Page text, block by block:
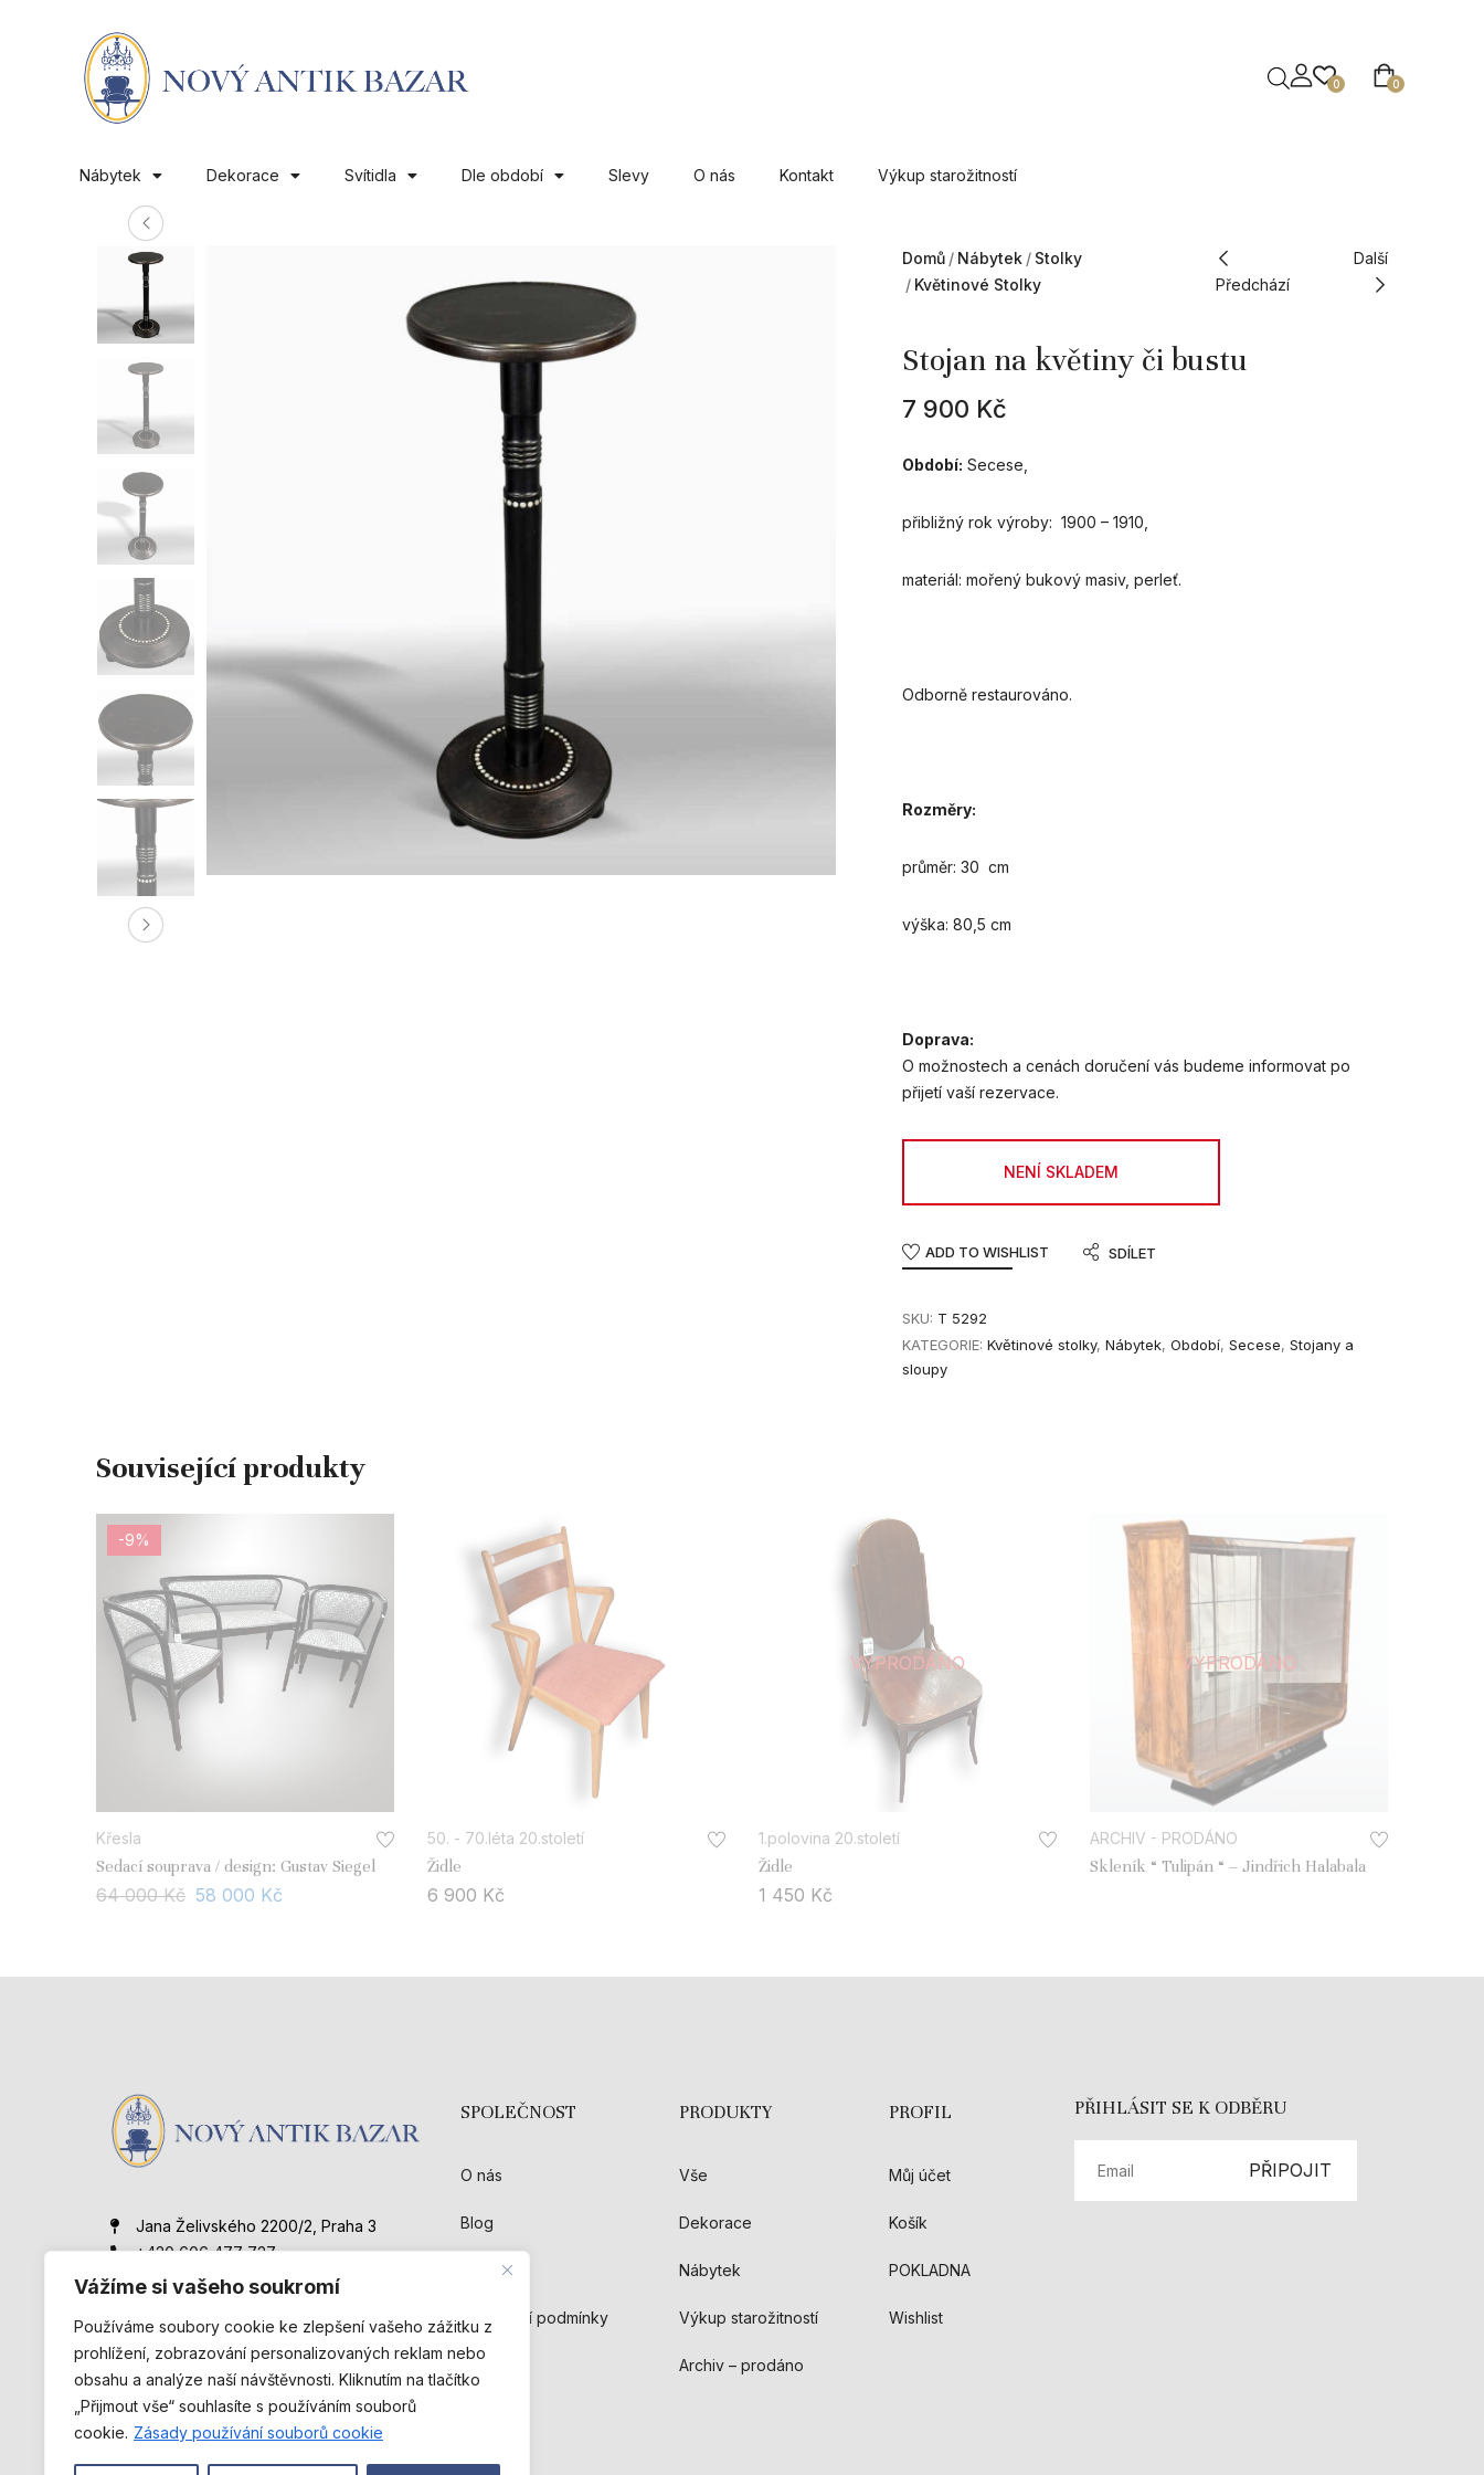
Vážíme si vašeho soukromí
Používáme soubory cookie ke zlepšení vašeho zážitku z
prohlížení, zobrazování personalizovaných reklam nebo
obsahu a analýze naší návštěvnosti. Kliknutím na tlačítko
„Přijmout vše“ souhlasíte s používáním souborů
cookie. Zásady používání souborů cookie
0
0
Nábytek Dekorace Svítidla Dle období Slevy O nás Kontakt Výkup starožitností
Domů Nábytek
Stolky
Květinové Stolky
Předchází
Další
Stojan na květiny či bustu
7 900 Kč
Období: Secese,
přibližný rok výroby: 1900 – 1910,
materiál: mořený bukový masiv, perleť.
Odborně restaurováno.
Rozměry:
průměr: 30 cm
výška: 80,5 cm
Doprava:
O možnostech a cenách doručení vás budeme informovat po
přijetí vaší rezervace.
NENÍ SKLADEM
ADD TO WISHLIST SDÍLET
SKU: T 5292
KATEGORIE: Květinové stolky, Nábytek, Období, Secese, Stojany a
sloupy
-9%
Křesla
Sedací souprava / design: Gustav Siegel
64 000Kč 58 000 Kč
50. - 70.léta 20.století
Židle
6 900 Kč
VYPRODÁNO
1.polovina 20.století
Židle
1 450 Kč
VYPRODÁNO
ARCHIV - PRODÁNO
Skleník “ Tulipán “ – Jindřich Halabala
Jana Želivského 2200/2, Praha 3
+420 606 477 727
novyantikbazar@gmail.com
SPOLEČNOST
O nás
Blog
Kontakt
Obchodní podmínky
PRODUKTY
Vše
Dekorace
Nábytek
Výkup starožitností
Archiv – prodáno
PROFIL
Můj účet
Košík
POKLADNA
Wishlist
PŘIHLÁSIT SE K ODBĚRU
PŘIPOJIT